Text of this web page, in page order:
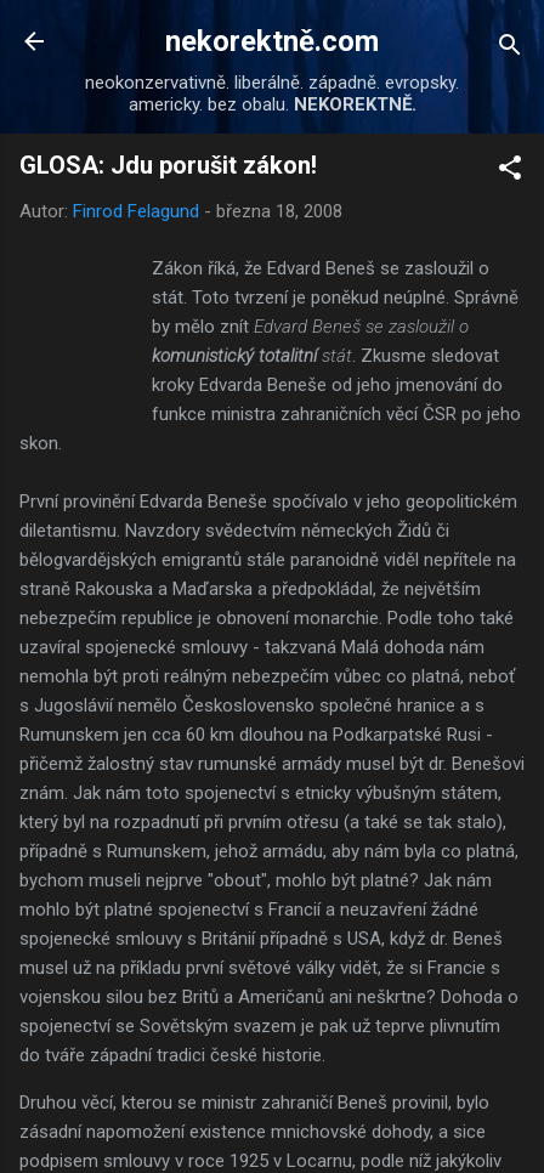
Přeskočit na hlavní obsah
nekorektně.com
neokonzervativně. liberálně. západně. evropsky.
americky. bez obalu. NEKOREKTNĚ.
GLOSA: Jdu porušit zákon!
Autor: Finrod Felagund - března 18, 2008
Zákon říká, že Edvard Beneš se zasloužil o
stát. Toto tvrzení je poněkud neúplné. Správně
by mělo znít Edvard Beneš se zasloužil o
komunistický totalitnístát . Zkusme sledovat
kroky Edvarda Beneše od jeho jmenování do
funkce ministra zahraničních věcí ČSR po jeho
skon.
První provinění Edvarda Beneše spočívalo v jeho geopolitickém
diletantismu. Navzdory svědectvím německých Židů či
bělogvardějských emigrantů stále paranoidně viděl nepřítele na
straně Rakouska a Maďarska a předpokládal, že největším
nebezpečím republice je obnovení monarchie. Podle toho také
uzavíral spojenecké smlouvy - takzvaná Malá dohoda nám
nemohla být proti reálným nebezpečím vůbec co platná, neboť
s Jugoslávií nemělo Československo společné hranice a s
Rumunskem jen cca 60 km dlouhou na Podkarpatské Rusi -
přičemž žalostný stav rumunské armády musel být dr. Benešovi
znám. Jak nám toto spojenectví s etnicky výbušným státem,
který byl na rozpadnutí při prvním otřesu (a také se tak stalo),
případně s Rumunskem, jehož armádu, aby nám byla co platná,
bychom museli nejprve "obout", mohlo být platné? Jak nám
mohlo být platné spojenectví s Francií a neuzavření žádné
spojenecké smlouvy s Británií případně s USA, když dr. Beneš
musel už na příkladu první světové války vidět, že si Francie s
vojenskou silou bez Britů a Američanů ani neškrtne? Dohoda o
spojenectví se Sovětským svazem je pak už teprve plivnutím
do tváře západní tradici české historie.
Druhou věcí, kterou se ministr zahraničí Beneš provinil, bylo
zásadní napomožení existence mnichovské dohody, a sice
podpisem smlouvy v roce 1925 v Locarnu, podle níž jakýkoliv